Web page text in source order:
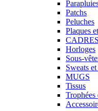
Patchs
Peluches
Plaques
Horloges
Sous-
Sweats
MUGS
Tissus
Trophées